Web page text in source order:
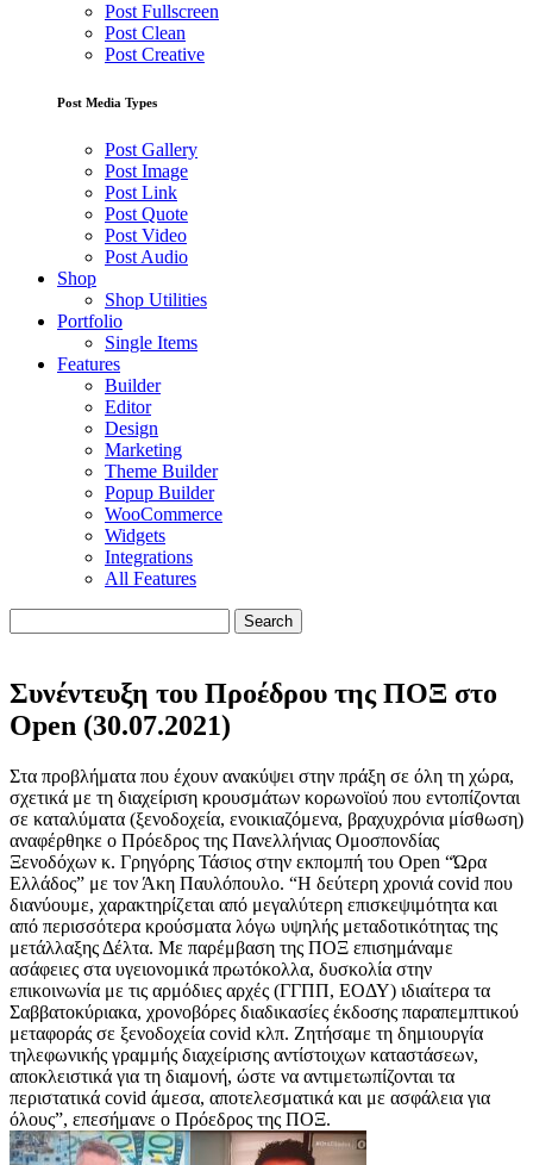
Post Fullscreen
Post Clean
Post Creative
Post Media Types
Post Gallery
Post Image
Post Link
Post Quote
Post Video
Post Audio
Shop
Shop Utilities
Portfolio
Single Items
Features
Builder
Editor
Design
Marketing
Theme Builder
Popup Builder
WooCommerce
Widgets
Integrations
All Features
Search
Συνέντευξη του Προέδρου της ΠΟΞ στο
Open (30.07.2021)
Στα προβλήματα που έχουν ανακύψει στην πράξη σε όλη τη χώρα,
σχετικά με τη διαχείριση κρουσμάτων κορωνοϊού που εντοπίζονται
σε καταλύματα (ξενοδοχεία, ενοικιαζόμενα, βραχυχρόνια μίσθωση)
αναφέρθηκε ο Πρόεδρος της Πανελλήνιας Ομοσπονδίας
Ξενοδόχων κ. Γρηγόρης Τάσιος στην εκπομπή του Open “Ώρα
Ελλάδος” με τον Άκη Παυλόπουλο. “Η δεύτερη χρονιά covid που
διανύουμε, χαρακτηρίζεται από μεγαλύτερη επισκεψιμότητα και
από περισσότερα κρούσματα λόγω υψηλής μεταδοτικότητας της
μετάλλαξης Δέλτα. Με παρέμβαση της ΠΟΞ επισημάναμε
ασάφειες στα υγειονομικά πρωτόκολλα, δυσκολία στην
επικοινωνία με τις αρμόδιες αρχές (ΓΓΠΠ, ΕΟΔΥ) ιδιαίτερα τα
Σαββατοκύριακα, χρονοβόρες διαδικασίες έκδοσης παραπεμπτικού
μεταφοράς σε ξενοδοχεία covid κλπ. Ζητήσαμε τη δημιουργία
τηλεφωνικής γραμμής διαχείρισης αντίστοιχων καταστάσεων,
αποκλειστικά για τη διαμονή, ώστε να αντιμετωπίζονται τα
περιστατικά covid άμεσα, αποτελεσματικά και με ασφάλεια για
όλους”, επεσήμανε ο Πρόεδρος της ΠΟΞ.